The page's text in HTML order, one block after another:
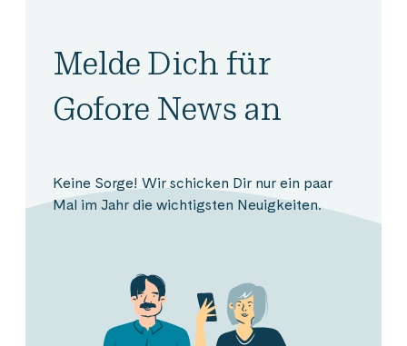
Melde Dich für
Gofore News an
Keine Sorge! Wir schicken Dir nur ein paar
Mal im Jahr die wichtigsten Neuigkeiten.